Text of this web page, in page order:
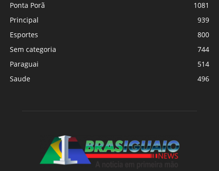
Ponta Porã
1081
Principal
939
Esportes
800
Sem categoria
744
Paraguai
514
Saude
496